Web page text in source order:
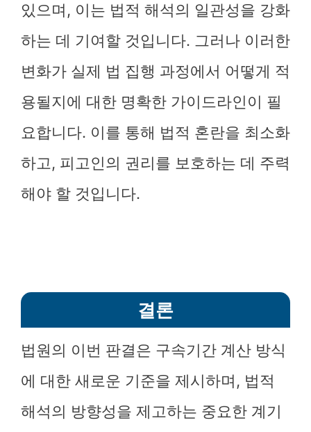
있으며, 이는 법적 해석의 일관성을 강화
하는 데 기여할 것입니다. 그러나 이러한
변화가 실제 법 집행 과정에서 어떻게 적
용될지에 대한 명확한 가이드라인이 필
요합니다. 이를 통해 법적 혼란을 최소화
하고, 피고인의 권리를 보호하는 데 주력
해야 할 것입니다.
결론
법원의 이번 판결은 구속기간 계산 방식
에 대한 새로운 기준을 제시하며, 법적
해석의 방향성을 제고하는 중요한 계기